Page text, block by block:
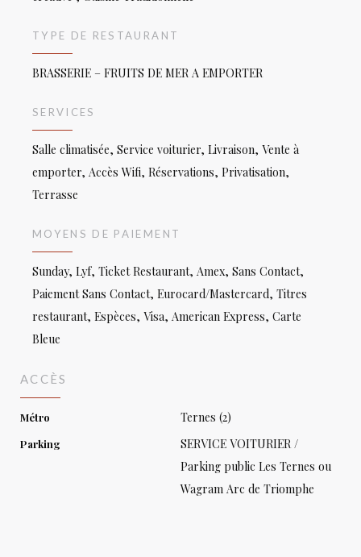
TYPE DE RESTAURANT
BRASSERIE – FRUITS DE MER A EMPORTER
SERVICES
Salle climatisée, Service voiturier, Livraison, Vente à
emporter, Accès Wifi, Réservations, Privatisation,
Terrasse
MOYENS DE PAIEMENT
Sunday, Lyf, Ticket Restaurant, Amex, Sans Contact,
Paiement Sans Contact, Eurocard/Mastercard, Titres
restaurant, Espèces, Visa, American Express, Carte
Bleue
ACCÈS
Métro Ternes (2)
Parking
SERVICE VOITURIER /
Parking public Les Ternes ou
Wagram Arc de Triomphe